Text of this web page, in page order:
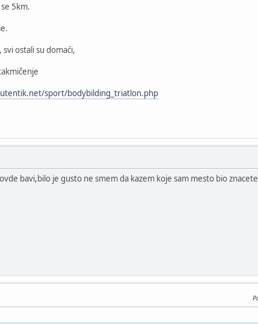
5km.
ostali su domaći,
sport/bodybilding_triatlon.php
bavi,bilo je gusto ne smem da kazem koje sam mesto bio